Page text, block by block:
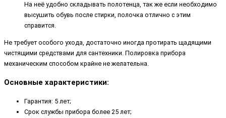
На неё удобно складывать полотенца, так же если необходимо
высушить обувь после стирки, полочка отлично с этим
справится.
Не требует особого ухода, достаточно иногда протирать щадящими
чистящими средствами для сантехники. Полировка прибора
механическим способом крайне не желательна.
Основные характеристики:
Гарантия: 5 лет;
Срок службы прибора более 25 лет;